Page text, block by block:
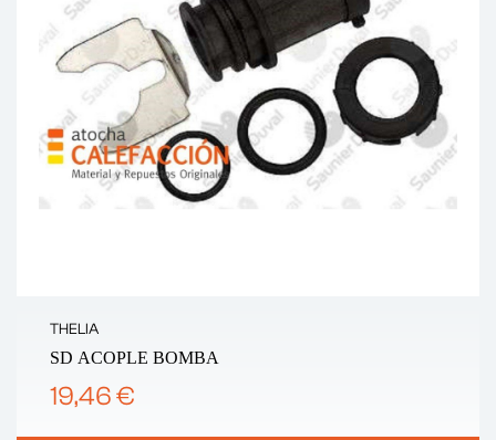
THELIA
SD ACOPLE BOMBA
19,46 €